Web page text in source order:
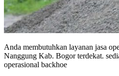
Anda membutuhkan layanan jasa
Nanggung Kab. Bogor terdekat.
operasional backhoe